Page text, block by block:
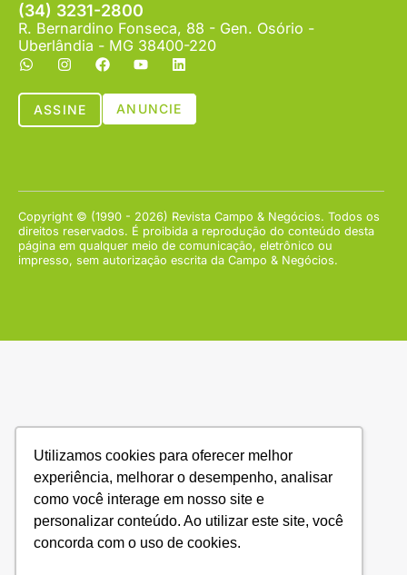
Utilizamos cookies para oferecer melhor
experiência, melhorar o desempenho, analisar
como você interage em nosso site e
personalizar conteúdo. Ao utilizar este site, você
concorda com o uso de cookies.
(34) 3231-2800
R. Bernardino Fonseca, 88 - Gen. Osório -
Uberlândia - MG 38400-220
ASSINE ANUNCIE
Copyright © (1990 - 2026) Revista Campo & Negócios. Todos os
direitos reservados. É proibida a reprodução do conteúdo desta
página em qualquer meio de comunicação, eletrônico ou
impresso, sem autorização escrita da Campo & Negócios.